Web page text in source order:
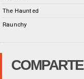
The Haunted
Raunchy
COMPARTE